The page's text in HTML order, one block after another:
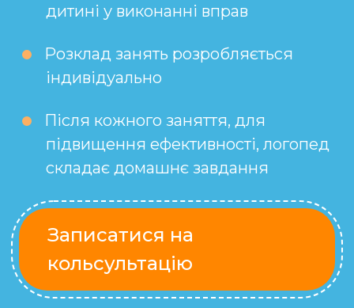
дитині у виконанні вправ
Розклад занять розробляється
індивідуально
Після кожного заняття, для
підвищення ефективності, логопед
складає домашнє завдання
Записатися на
кольсультацію